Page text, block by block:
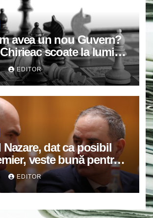
avea un nou Guvern?
scoate la lumină
de culise: Noi dăm
le plătim VIDEO
EDITOR
dat ca posibil
veste bună pentru
din care vom
economică
EDITOR